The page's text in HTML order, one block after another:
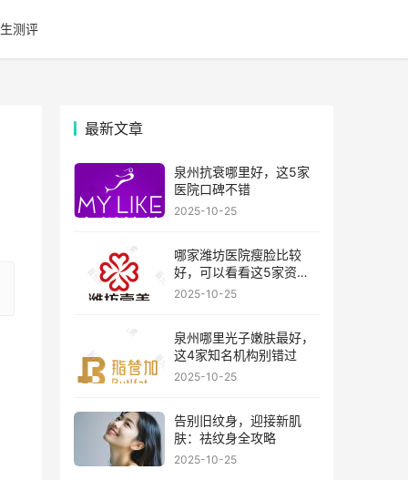
测评
最新文章
泉州抗衰哪里好，这5家
医院口碑不错
2025-10-25
哪家潍坊医院瘦脸比较
好，可以看看这5家资历
比较老的机构
2025-10-25
泉州哪里光子嫩肤最好，
这4家知名机构别错过
2025-10-25
告别旧纹身，迎接新肌
肤：祛纹身全攻略
2025-10-25